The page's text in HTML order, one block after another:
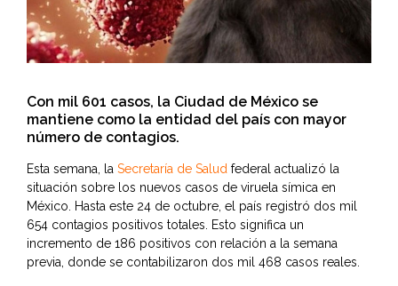
Con mil 601 casos, la Ciudad de México se
mantiene como la entidad del país con mayor
número de contagios.
Esta semana, la Secretaría de Salud federal actualizó la
situación sobre los nuevos casos de viruela símica en
México. Hasta este 24 de octubre, el país registró dos mil
654 contagios positivos totales. Esto significa un
incremento de 186 positivos con relación a la semana
previa, donde se contabilizaron dos mil 468 casos reales.